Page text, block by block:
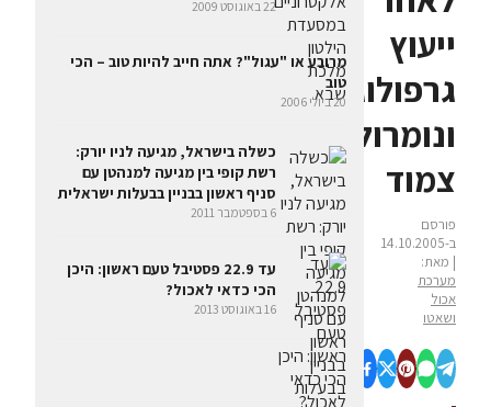
ייעוץ
גרפולוגי
ונומרולוגי
צמוד
פורסם
ב-14.10.2005
| מאת:
מערכת
אכול
ושאטו
22 באוגוסט 2009
מרובע או "עגול"? אתה חייב להיות טוב – הכי
טוב
20 ביולי 2006
כשלה בישראל, מגיעה לניו יורק:
רשת קופי בין מגיעה למנהטן עם
סניף ראשון בבניין בבעלות ישראלית
6 בספטמבר 2011
עד 22.9 פסטיבל טעם ראשון: היכן
הכי כדאי לאכול?
16 באוגוסט 2013